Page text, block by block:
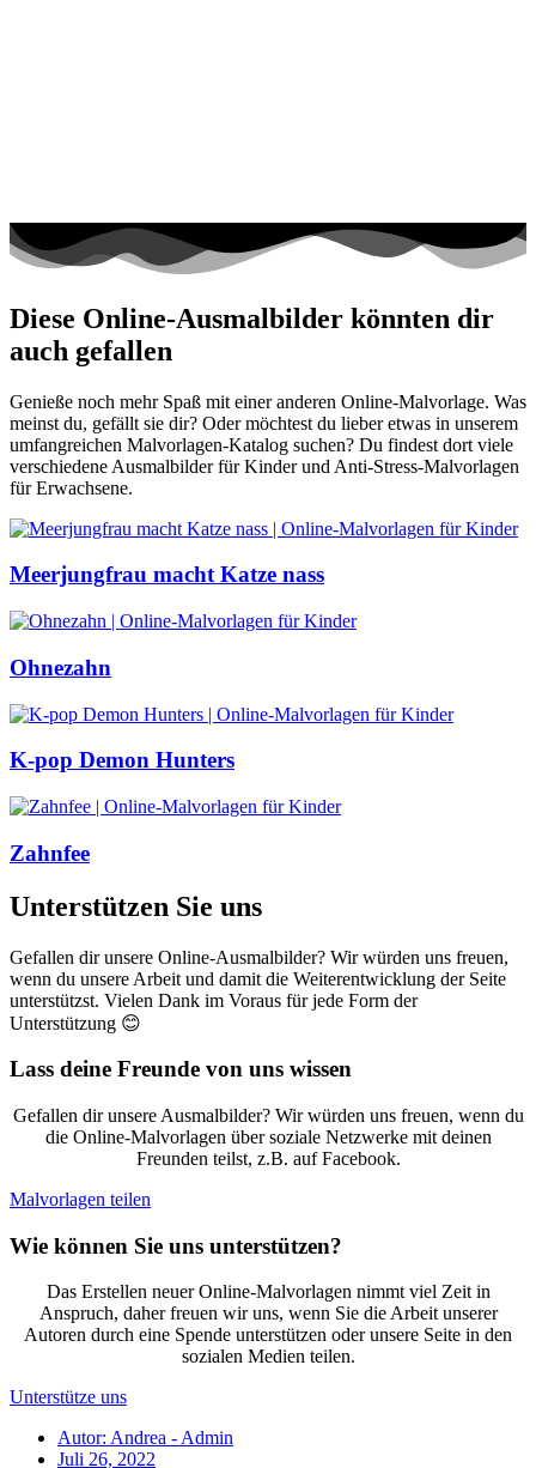
Diese Online-Ausmalbilder könnten dir
auch gefallen
Genieße noch mehr Spaß mit einer anderen Online-Malvorlage. Was
meinst du, gefällt sie dir? Oder möchtest du lieber etwas in unserem
umfangreichen Malvorlagen-Katalog suchen? Du findest dort viele
verschiedene Ausmalbilder für Kinder und Anti-Stress-Malvorlagen
für Erwachsene.
Meerjungfrau macht Katze nass
Ohnezahn
K-pop Demon Hunters
Zahnfee
Unterstützen Sie uns
Gefallen dir unsere Online-Ausmalbilder? Wir würden uns freuen,
wenn du unsere Arbeit und damit die Weiterentwicklung der Seite
unterstützst. Vielen Dank im Voraus für jede Form der
Unterstützung 😊
Lass deine Freunde von uns wissen
Gefallen dir unsere Ausmalbilder? Wir würden uns freuen, wenn du
die Online-Malvorlagen über soziale Netzwerke mit deinen
Freunden teilst, z.B. auf Facebook.
Malvorlagen teilen
Wie können Sie uns unterstützen?
Das Erstellen neuer Online-Malvorlagen nimmt viel Zeit in
Anspruch, daher freuen wir uns, wenn Sie die Arbeit unserer
Autoren durch eine Spende unterstützen oder unsere Seite in den
sozialen Medien teilen.
Unterstütze uns
Autor: Andrea - Admin
Juli 26, 2022